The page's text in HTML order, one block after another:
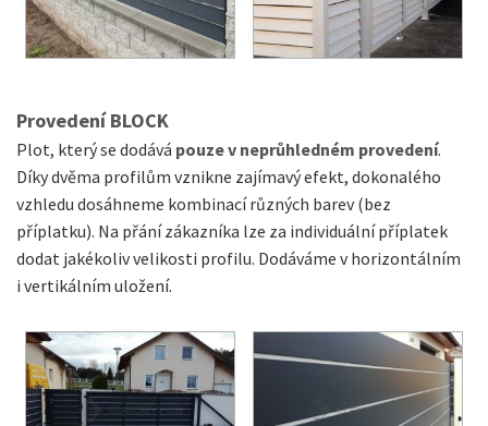
Provedení BLOCK
Plot, který se dodává pouze v neprůhledném provedení.
Díky dvěma profilům vznikne zajímavý efekt, dokonalého
vzhledu dosáhneme kombinací různých barev (bez
příplatku). Na přání zákazníka lze za individuální příplatek
dodat jakékoliv velikosti profilu. Dodáváme v horizontálním
i vertikálním uložení.